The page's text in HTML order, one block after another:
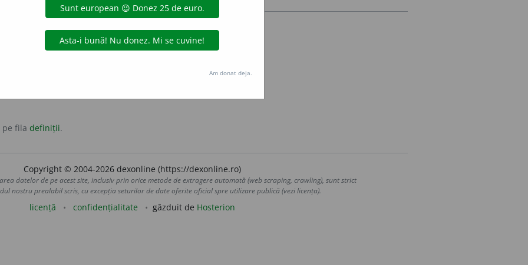
ba chiar.
pe fila definiții.
Copyright © 2004-2026 dexonline (https://dexonline.ro)
datelor de pe acest site, inclusiv prin orice metode de extragere automată (web scraping, crawling), sunt strict
nostru prealabil scris, cu excepția seturilor de date oferite oficial spre utilizare publică (vezi licența).
licență confidențialitate găzduit de Hosterion
Am donat deja.